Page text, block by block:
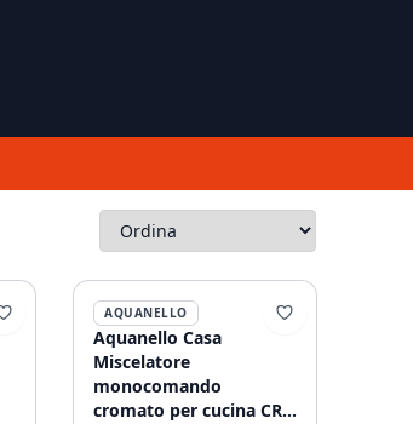
AQUANELLO
Aquanello Casa
Miscelatore
monocomando
cromato per cucina CR-